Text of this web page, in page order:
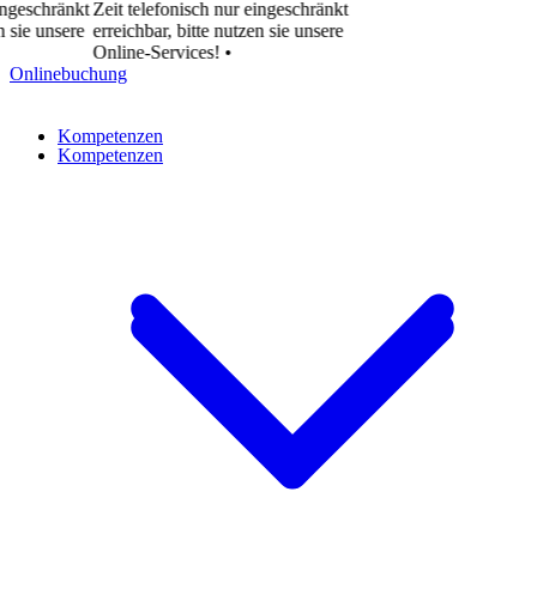
unsere
Zeit telefonisch nur eingeschränkt
erreichbar, bitte nutzen sie unsere
Online-Services!•
Onlinebuchung
Kompetenzen
Kompetenzen